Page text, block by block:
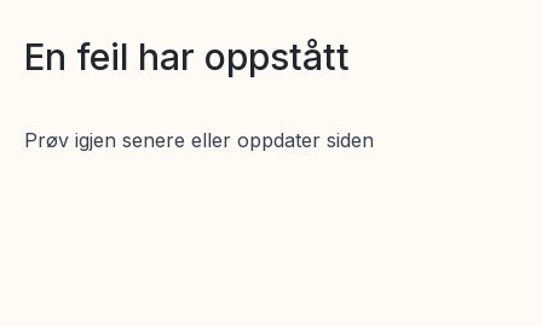
En feil har oppstått
Prøv igjen senere eller oppdater siden